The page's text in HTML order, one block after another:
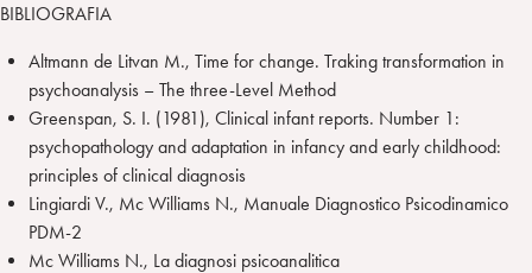
BIBLIOGRAFIA
Altmann de Litvan M., Time for change. Traking transformation in
psychoanalysis – The three-Level Method
Greenspan, S. I. (1981), Clinical infant reports. Number 1:
psychopathology and adaptation in infancy and early childhood:
principles of clinical diagnosis
Lingiardi V., Mc Williams N., Manuale Diagnostico Psicodinamico
PDM-2
Mc Williams N., La diagnosi psicoanalitica